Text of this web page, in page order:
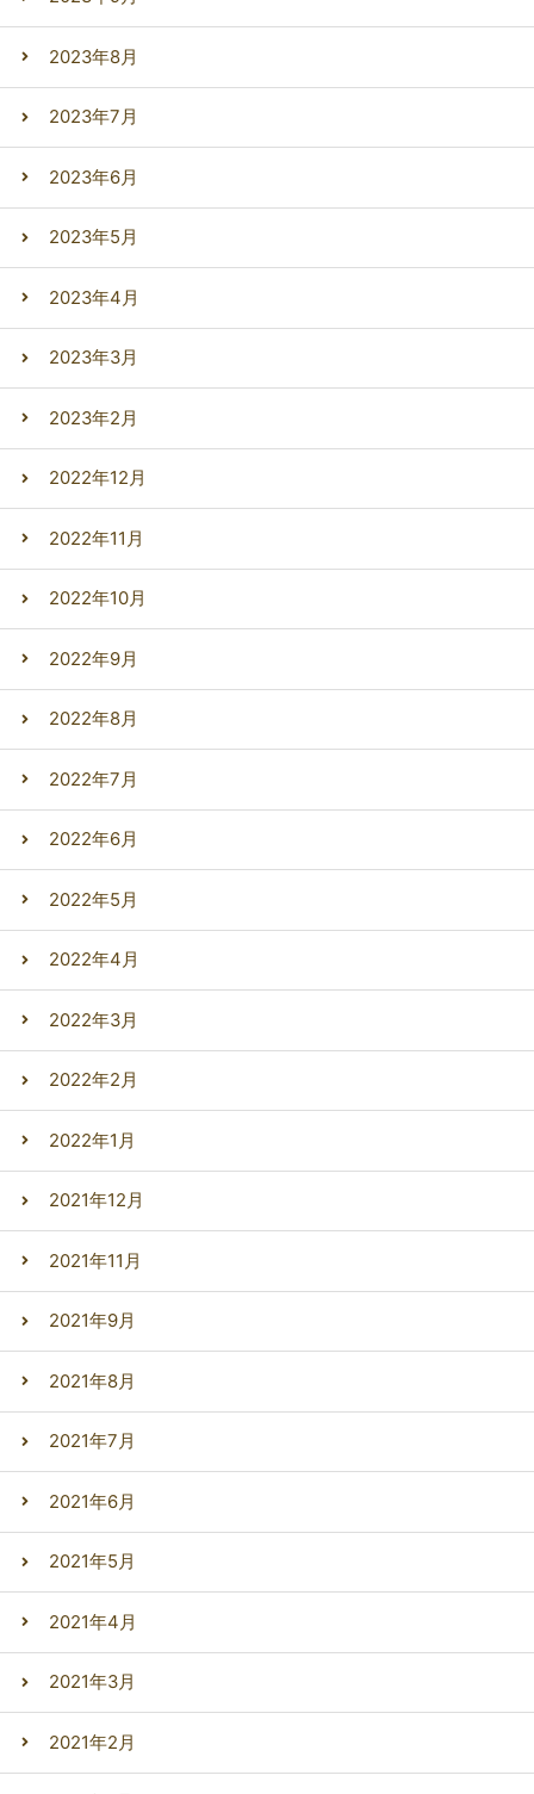
2023年8月
2023年7月
2023年6月
2023年5月
2023年4月
2023年3月
2023年2月
2022年12月
2022年11月
2022年10月
2022年9月
2022年8月
2022年7月
2022年6月
2022年5月
2022年4月
2022年3月
2022年2月
2022年1月
2021年12月
2021年11月
2021年9月
2021年8月
2021年7月
2021年6月
2021年5月
2021年4月
2021年3月
2021年2月